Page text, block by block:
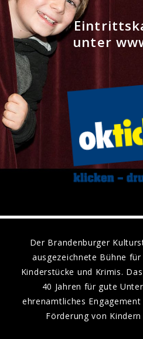
unter
Der Brandenburger
ausgezeichnete Bühne
Kinderstücke und Krimis.
40 Jahren für gute
ehrenamtliches
Förderung von Kindern